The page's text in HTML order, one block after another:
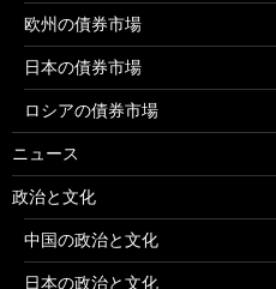
欧州の債券市場
日本の債券市場
ロシアの債券市場
ニュース
政治と文化
中国の政治と文化
日本の政治と文化